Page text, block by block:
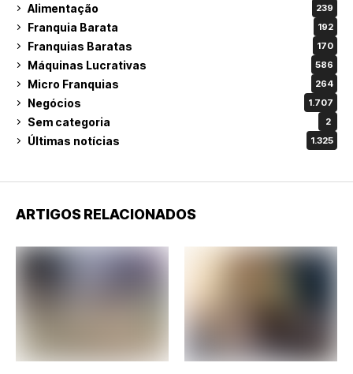
Alimentação 239
Franquia Barata 192
Franquias Baratas 170
Máquinas Lucrativas 586
Micro Franquias 264
Negócios 1.707
Sem categoria 2
Últimas notícias 1.325
ARTIGOS RELACIONADOS